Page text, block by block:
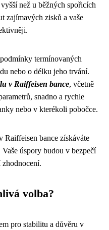
než u běžných spořicích
zajímavých zisků a vaše
termínovaných
nebo o délku jeho trvání.
v Raiffeisen bance, včetně
snadno a rychle
nebo v kterékoli pobočce.
bance získáváte
úspory budou v bezpečí
zhodnocení.
volba?
pro stabilitu a důvěru v